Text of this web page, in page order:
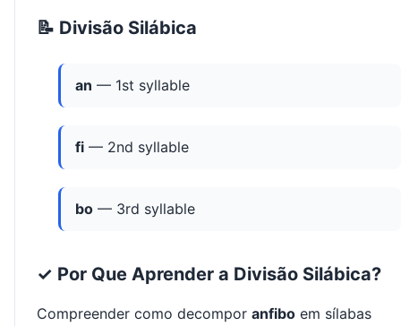
📝 Divisão Silábica
an — 1st syllable
fi — 2nd syllable
bo — 3rd syllable
✓ Por Que Aprender a Divisão Silábica?
Compreender como decompor anfibo em sílabas